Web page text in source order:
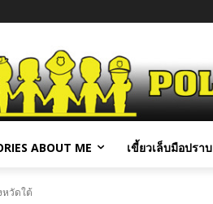
ABOUT ME เขี้ยวเล็บมือปราบ
หวัดใต้